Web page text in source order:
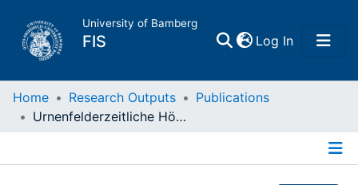
University of Bamberg
FIS Log In(current)
Home
Home Research Outputs
Publications
Urnenfelderzeitliche Höhensiedlungen in Bayern nördlich der Donau. Topographische, chronologische und funktionale Aspekte